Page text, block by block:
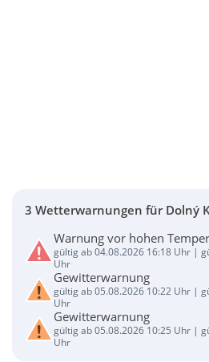
3 Wetterwarnungen für Dolný
Warnung vor hohen
gültig ab 04.08.2026 16:18 Uhr |
Uhr
Gewitterwarnung
gültig ab 05.08.2026 10:22 Uhr |
Uhr
Gewitterwarnung
gültig ab 05.08.2026 10:25 Uhr |
Uhr